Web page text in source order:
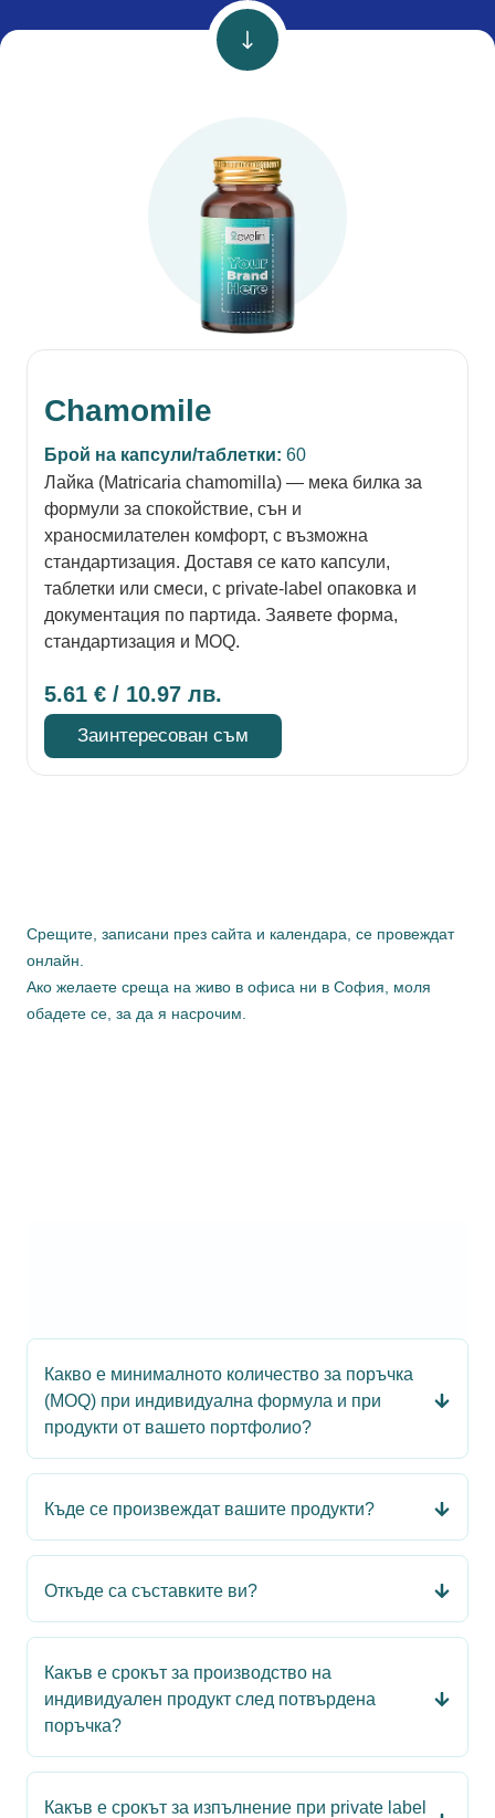
Chamomile
Брой на капсули/таблетки: 60
Лайка (Matricaria chamomilla) — мека билка за
формули за спокойствие, сън и
храносмилателен комфорт, с възможна
стандартизация. Доставя се като капсули,
таблетки или смеси, с private-label опаковка и
документация по партида. Заявете форма,
стандартизация и MOQ.
5.61 € / 10.97 лв.
Заинтересован съм
Срещите, записани през сайта и календара, се провеждат
онлайн.
Ако желаете среща на живо в офиса ни в София, моля
обадете се, за да я насрочим.
Какво е минималното количество за поръчка
(MOQ) при индивидуална формула и при
продукти от вашето портфолио?
Къде се произвеждат вашите продукти?
Откъде са съставките ви?
Какъв е срокът за производство на
индивидуален продукт след потвърдена
поръчка?
Какъв е срокът за изпълнение при private label